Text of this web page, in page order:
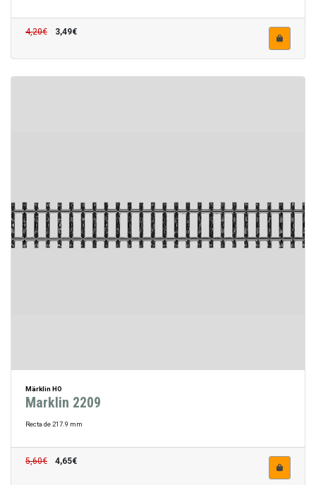
4,20€ 3,49€
Märklin HO
Marklin 2209
Recta de 217.9 mm
5,60€ 4,65€